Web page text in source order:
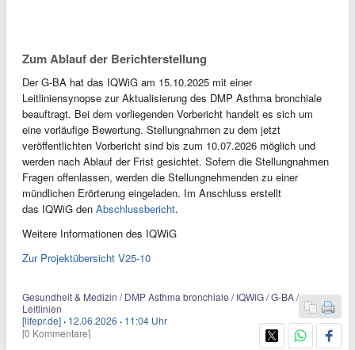
Zum Ablauf der Berichterstellung
Der G-BA hat das IQWiG am 15.10.2025 mit einer
Leitliniensynopse zur Aktualisierung des DMP Asthma bronchiale
beauftragt. Bei dem vorliegenden Vorbericht handelt es sich um
eine vorläufige Bewertung. Stellungnahmen zu dem jetzt
veröffentlichten Vorbericht sind bis zum 10.07.2026 möglich und
werden nach Ablauf der Frist gesichtet. Sofern die Stellungnahmen
Fragen offenlassen, werden die Stellungnehmenden zu einer
mündlichen Erörterung eingeladen. Im Anschluss erstellt
das IQWiG den Abschlussbericht.
Weitere Informationen des IQWiG
Zur Projektübersicht V25-10
Gesundheit & Medizin / DMP Asthma bronchiale / IQWiG / G-BA /
Leitlinien
[lifepr.de] · 12.06.2026 · 11:04 Uhr
[0 Kommentare]